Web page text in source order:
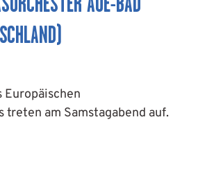
Europäischen
treten am Samstagabend auf.